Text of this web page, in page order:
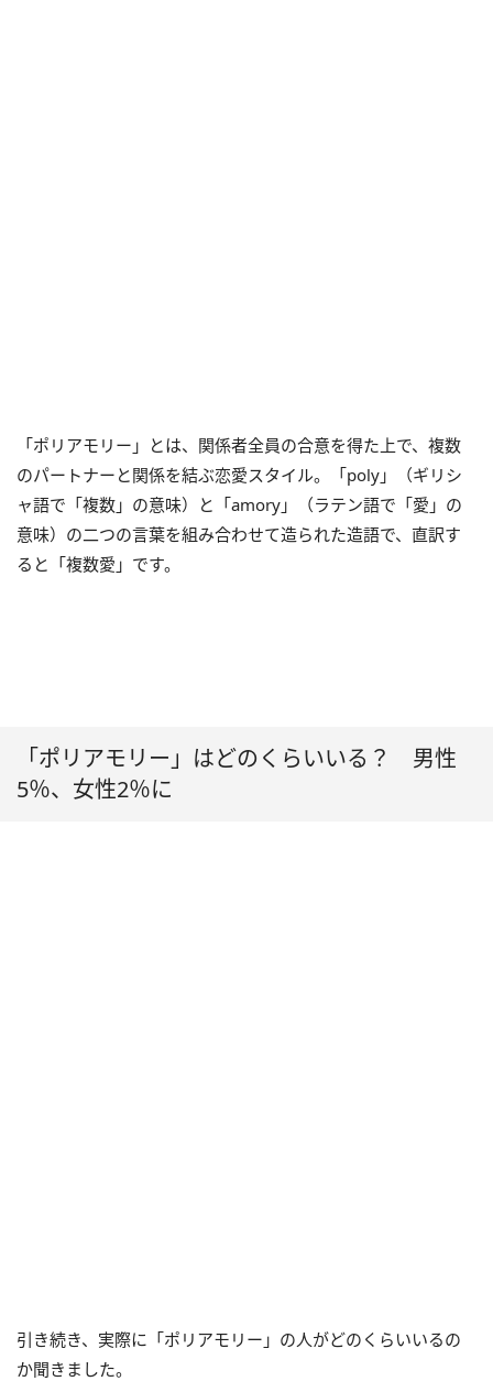
「ポリアモリー」とは、関係者全員の合意を得た上で、複数
のパートナーと関係を結ぶ恋愛スタイル。「poly」（ギリシ
ャ語で「複数」の意味）と「amory」（ラテン語で「愛」の
意味）の二つの言葉を組み合わせて造られた造語で、直訳す
ると「複数愛」です。
「ポリアモリー」はどのくらいいる？ 男性
5％、女性2％に
引き続き、実際に「ポリアモリー」の人がどのくらいいるの
か聞きました。